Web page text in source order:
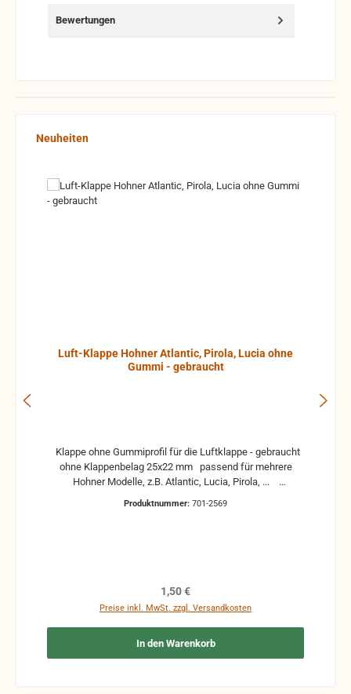
Bewertungen
Produktgalerie überspringen
Neuheiten
Luft-Klappe Hohner Atlantic, Pirola, Lucia ohne
Gummi - gebraucht
ohne Klappenbelag 25x22 mm passend für mehrere
Hohner Modelle, z.B. Atlantic, Lucia, Pirola, ...
gebrauchte Teile können optische Beschädigungen
Funktion nicht mehr gewährleistet werden und die
Produktnummer: 701-2569
Regulärer Preis:
1,50 €
Preise inkl. MwSt. zzgl. Versandkosten
In den Warenkorb